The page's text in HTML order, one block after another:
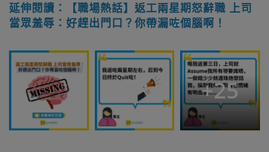
延伸閱讀：【職場熱話】返工兩星期怒辭職 上司
當眾羞辱：好趕出門口？你帶漏咗個腦啊！
+25